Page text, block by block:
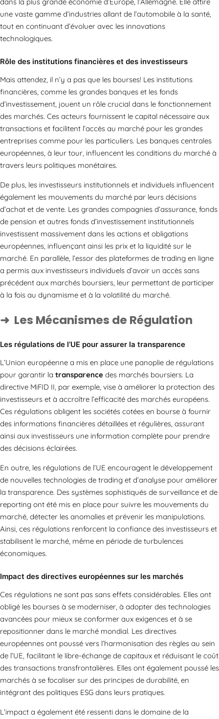
dans la plus grande économie d’Europe, l’Allemagne. Elle attire
une vaste gamme d’industries allant de l’automobile à la santé,
tout en continuant d’évoluer avec les innovations
technologiques.
Rôle des institutions financières et des investisseurs
Mais attendez, il n’y a pas que les bourses! Les institutions
financières, comme les grandes banques et les fonds
d’investissement, jouent un rôle crucial dans le fonctionnement
des marchés. Ces acteurs fournissent le capital nécessaire aux
transactions et facilitent l’accès au marché pour les grandes
entreprises comme pour les particuliers. Les banques centrales
européennes, à leur tour, influencent les conditions du marché à
travers leurs politiques monétaires.
De plus, les investisseurs institutionnels et individuels influencent
également les mouvements du marché par leurs décisions
d’achat et de vente. Les grandes compagnies d’assurance, fonds
de pension et autres fonds d’investissement institutionnels
investissent massivement dans les actions et obligations
européennes, influençant ainsi les prix et la liquidité sur le
marché. En parallèle, l’essor des plateformes de trading en ligne
a permis aux investisseurs individuels d’avoir un accès sans
précédent aux marchés boursiers, leur permettant de participer
à la fois au dynamisme et à la volatilité du marché.
Les Mécanismes de Régulation
Les régulations de l’UE pour assurer la transparence
L’Union européenne a mis en place une panoplie de régulations
pour garantir la transparence des marchés boursiers. La
directive MiFID II, par exemple, vise à améliorer la protection des
investisseurs et à accroître l’efficacité des marchés européens.
Ces régulations obligent les sociétés cotées en bourse à fournir
des informations financières détaillées et régulières, assurant
ainsi aux investisseurs une information complète pour prendre
des décisions éclairées.
En outre, les régulations de l’UE encouragent le développement
de nouvelles technologies de trading et d’analyse pour améliorer
la transparence. Des systèmes sophistiqués de surveillance et de
reporting ont été mis en place pour suivre les mouvements du
marché, détecter les anomalies et prévenir les manipulations.
Ainsi, ces régulations renforcent la confiance des investisseurs et
stabilisent le marché, même en période de turbulences
économiques.
Impact des directives européennes sur les marchés
Ces régulations ne sont pas sans effets considérables. Elles ont
obligé les bourses à se moderniser, à adopter des technologies
avancées pour mieux se conformer aux exigences et à se
repositionner dans le marché mondial. Les directives
européennes ont poussé vers l’harmonisation des règles au sein
de l’UE, facilitant le libre-échange de capitaux et réduisant le coût
des transactions transfrontalières. Elles ont également poussé les
marchés à se focaliser sur des principes de durabilité, en
intégrant des politiques ESG dans leurs pratiques.
L’impact a également été ressenti dans le domaine de la